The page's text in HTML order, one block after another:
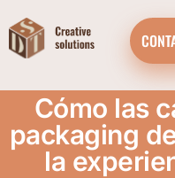
Cómo las
packaging
la